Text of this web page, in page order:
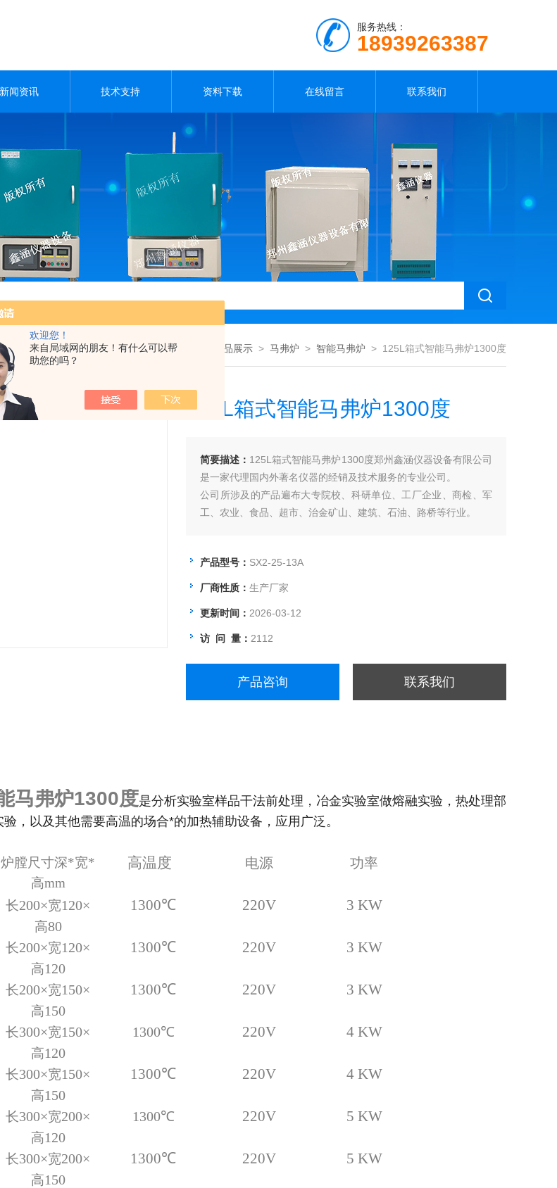
欢迎您！
来自局域网的朋友！有什么可以帮
助您的吗？
服务热线：
18939263387
新闻资讯 技术支持 资料下载 在线留言 联系我们
您现在的位置：首页 产品展示 > 马弗炉 > 智能马弗炉 > 125L箱式智能马弗炉1300度
125L箱式智能马弗炉1300度
简要描述： 125L箱式智能马弗炉1300度郑州鑫涵仪器设备有限公司
是一家代理国内外著名仪器的经销及技术服务的专业公司。
公司所涉及的产品遍布大专院校、科研单位、工厂企业、商检、军
工、农业、食品、超市、治金矿山、建筑、石油、路桥等行业。
产品型号： SX2-25-13A
厂商性质： 生产厂家
更新时间： 2026-03-12
访 问 量： 2112
产品咨询 联系我们
马弗炉1300度是分析实验室样品干法前处理，冶金实验室做熔融实验，热处理部
，以及其他需要高温的场合*的加热辅助设备，应用广泛。
炉膛尺寸深*宽*
高mm
高温度 电源 功率
长200×宽1 20×
高80
1300℃ 220V 3 KW
长200×宽1 20×
高120
1300℃ 220V 3 KW
长200×宽1 50×
高150
1300℃ 220V 3 KW
长300×宽1 50×
高120
1300℃ 220V 4 KW
长300×宽1 50×
高150
1300℃ 220V 4 KW
长300×宽200×
高120
1300℃ 220V 5 KW
长300×宽200×
高150
1300℃ 220V 5 KW